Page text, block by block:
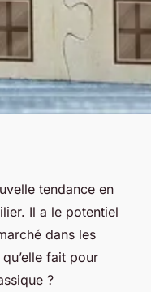
il
de
années à
tendance en
Il a le potentiel
dans les
fait pour
?